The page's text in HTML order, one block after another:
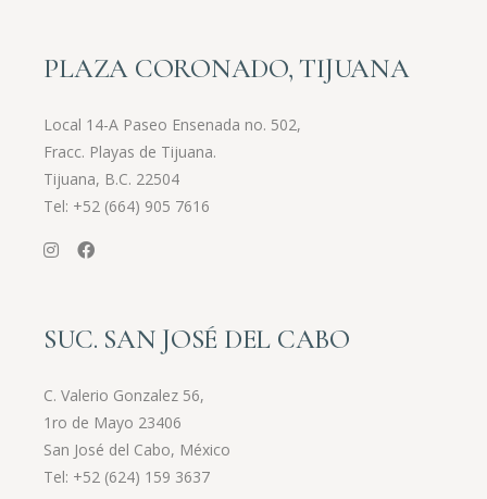
PLAZA CORONADO, TIJUANA
Local 14-A Paseo Ensenada no. 502,
Fracc. Playas de Tijuana.
Tijuana, B.C. 22504
Tel: +52 (664) 905 7616
SUC. SAN JOSÉ DEL CABO
C. Valerio Gonzalez 56,
1ro de Mayo 23406
San José del Cabo, México
Tel: +52 (624) 159 3637